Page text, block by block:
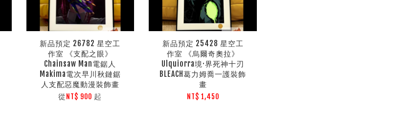
新品預定 26782 星空工
作室 《支配之眼》
Chainsaw Man電鋸人
Makima電次早川秋鏈鋸
人支配惡魔動漫裝飾畫
從 NT$ 900 起
新品預定 25428 星空工
作室 《烏爾奇奧拉》
Ulquiorra境·界死神十刃
BLEACH葛力姆喬一護裝飾
畫
NT$ 1,450